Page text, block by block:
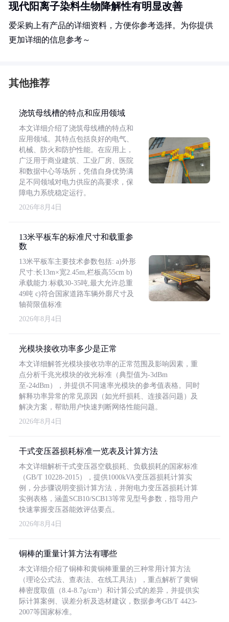
现代阳离子染料生物降解性有明显改善
爱采购上有产品的详细资料，方便你参考选择。为你提供
更加详细的信息参考～
其他推荐
浇筑母线槽的特点和应用领域
本文详细介绍了浇筑母线槽的特点和
应用领域。其特点包括良好的电气、
机械、防火和防护性能。在应用上，
广泛用于商业建筑、工业厂房、医院
和数据中心等场所，凭借自身优势满
足不同领域对电力供应的高要求，保
障电力系统稳定运行。
2026年8月4日
13米平板车的标准尺寸和载重参
数
13米平板车主要技术参数包括: a)外形
尺寸:长13m×宽2.45m,栏板高55cm b)
承载能力:标载30-35吨,最大允许总重
49吨 c)符合国家道路车辆外廓尺寸及
轴荷限值标准
2026年8月4日
光模块接收功率多少是正常
本文详细解答光模块接收功率的正常范围及影响因素，重
点分析千兆光模块的收光标准（典型值为-3dBm
至-24dBm），并提供不同速率光模块的参考值表格。同时
解释功率异常的常见原因（如光纤损耗、连接器问题）及
解决方案，帮助用户快速判断网络性能问题。
2026年8月4日
干式变压器损耗标准一览表及计算方法
本文详细解析干式变压器空载损耗、负载损耗的国家标准
（GB/T 10228-2015），提供1000kVA变压器损耗计算实
例，分步骤说明变损计算方法，并附电力变压器损耗计算
实例表格，涵盖SCB10/SCB13等常见型号参数，指导用户
快速掌握变压器能效评估要点。
2026年8月4日
铜棒的重量计算方法有哪些
本文详细介绍了铜棒和黄铜棒重量的三种常用计算方法
（理论公式法、查表法、在线工具法），重点解析了黄铜
棒密度取值（8.4-8.7g/cm³）和计算公式的差异，并提供实
际计算案例、误差分析及选材建议，数据参考GB/T 4423-
2007等国家标准。